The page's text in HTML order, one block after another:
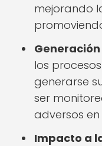
mejorando
los
generarse
ser
adversos
Impacto a